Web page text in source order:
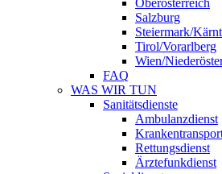
Oberösterreich
Salzburg
Steiermark/
Tirol/Vorarlberg
Wien/
FAQ
WAS WIR TUN
Sanitätsdienste
Ambulanzdienst
Rettungsdienst
Ärztefunkdienst